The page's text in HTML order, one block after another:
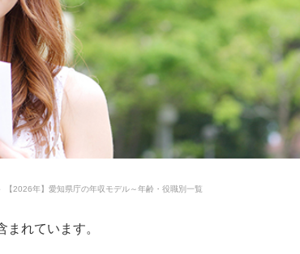
【2026年】愛知県庁の年収モデル～年齢・役職別一覧
れています。